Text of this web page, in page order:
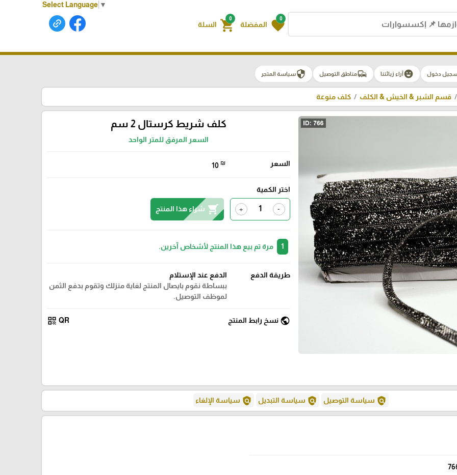
Select Language ▼
0
favorite المفضلة
0
shopping_cart السلة
دخول emoji_emotionsآراء زبائننا commuteمناطق التوصيل securityسياسة المتجر
قسم الشبر & الخيش & الكلف كلف منوعة
كلف شريط كرستال 2 سم
السعر المرفق للمتر الواحد
السعر 10 ₪
اختر الكمية
-
+
shopping_cart شراء هذا المنتج
مرة تم بيع هذا المنتج لأشخاص آخرين.
طريقة الدفع
الدفع عند الإستلام
ببساطة نقوم بايصال المنتج لغاية منزلك وتقوم بدفع الثمن
لموظف التوصيل.
public نسخ رابط المنتج QR
qr_code
policy سياسة التوصيل policy سياسة التبديل policy سياسة الإلغاء